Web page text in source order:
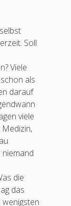
Soll
Viele
als
darauf
viele
niemand
die
das
wenigsten